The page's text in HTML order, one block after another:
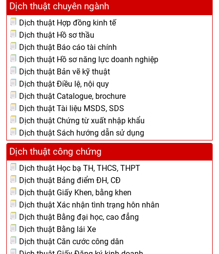
Dịch thuật chuyên ngành
Dịch thuật Hợp đồng kinh tế
Dịch thuật Hồ sơ thầu
Dịch thuật Báo cáo tài chính
Dịch thuật Hồ sơ năng lực doanh nghiệp
Dịch thuật Bản vẽ kỹ thuật
Dịch thuật Điều lệ, nội quy
Dịch thuật Catalogue, brochure
Dịch thuật Tài liệu MSDS, SDS
Dịch thuật Chứng từ xuất nhập khẩu
Dịch thuật Sách hướng dẫn sử dụng
Dịch thuật công chứng
Dịch thuật Học bạ TH, THCS, THPT
Dịch thuật Bảng điểm ĐH, CĐ
Dịch thuật Giấy Khen, bằng khen
Dịch thuật Xác nhận tình trạng hôn nhân
Dịch thuật Bằng đại học, cao đẳng
Dịch thuật Bằng lái Xe
Dịch thuật Căn cước công dân